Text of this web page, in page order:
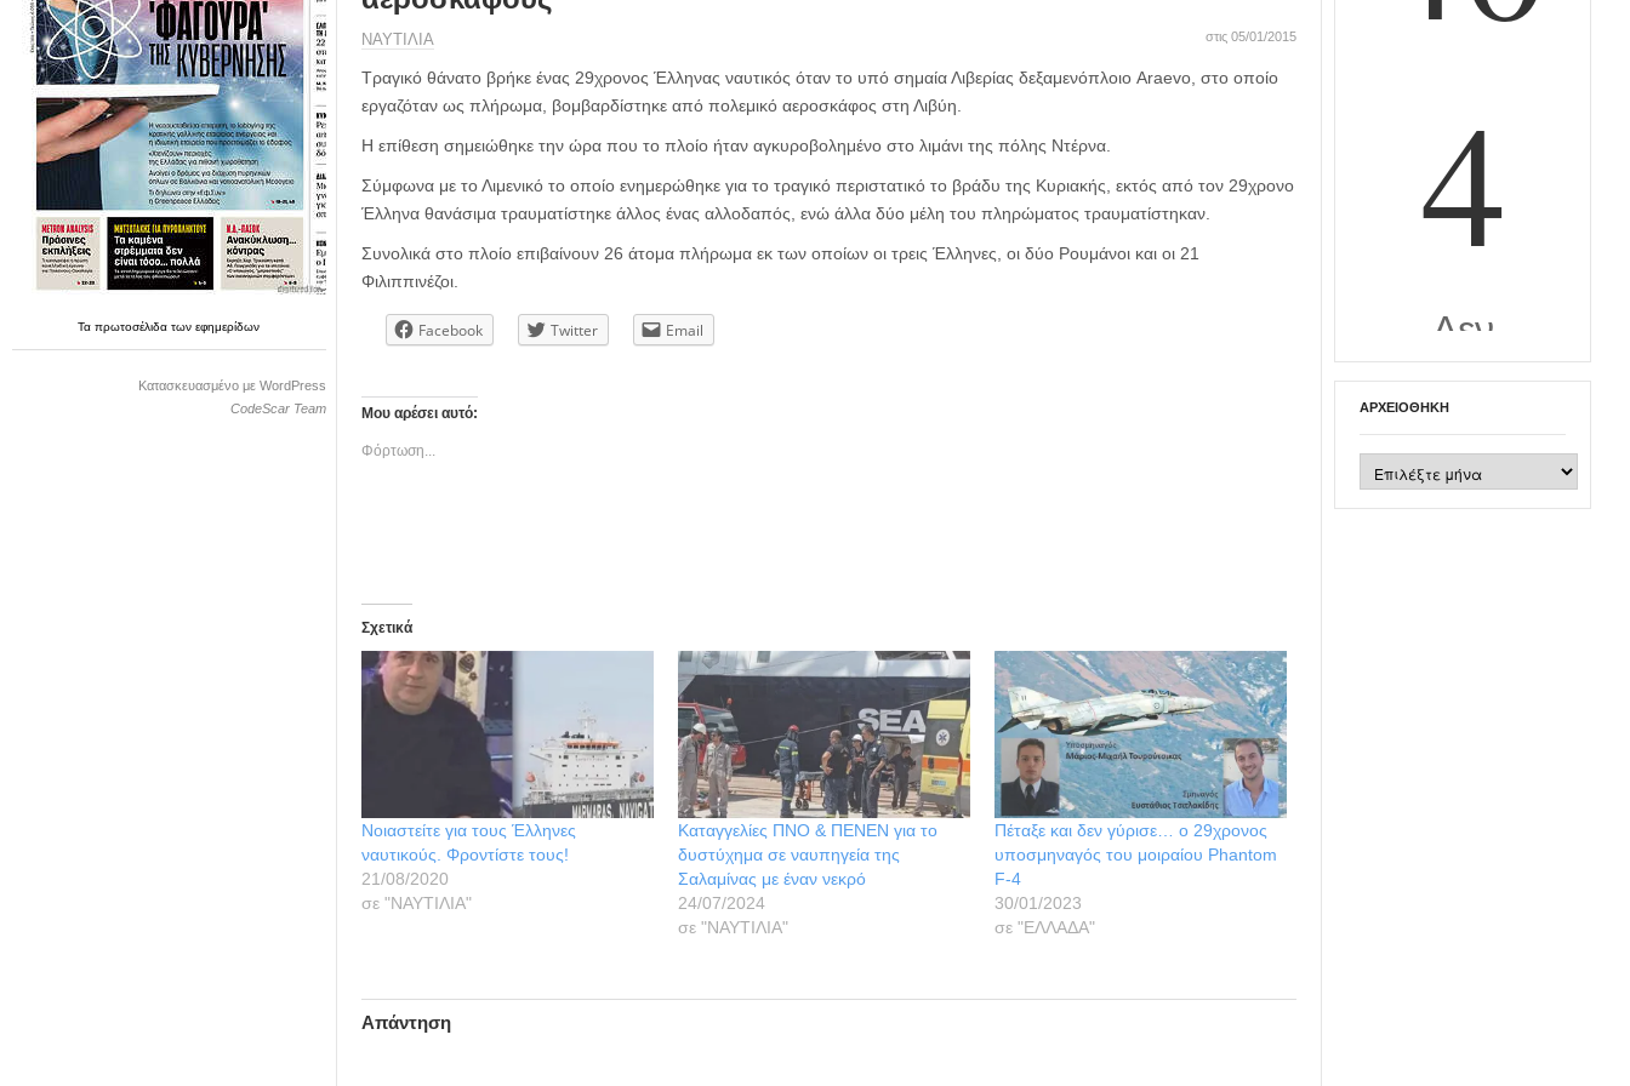
Ταπρωτοσέλιδατωνεφημερίδων
Κατασκευασμένο με WordPress
CodeScar Team
ΝΑΥΤΙΛΙΑ στις 05/01/2015
Τραγικό θάνατο βρήκε ένας 29χρονος Έλληνας ναυτικός όταν το υπό σημαία Λιβερίας δεξαμενόπλοιο Araevo, στο οποίο
εργαζόταν ως πλήρωμα, βομβαρδίστηκε από πολεμικό αεροσκάφος στη Λιβύη.
Η επίθεση σημειώθηκε την ώρα που το πλοίο ήταν αγκυροβολημένο στο λιμάνι της πόλης Ντέρνα.
Σύμφωνα με το Λιμενικό το οποίο ενημερώθηκε για το τραγικό περιστατικό το βράδυ της Κυριακής, εκτός από τον 29χρονο
Έλληνα θανάσιμα τραυματίστηκε άλλος ένας αλλοδαπός, ενώ άλλα δύο μέλη του πληρώματος τραυματίστηκαν.
Συνολικά στο πλοίο επιβαίνουν 26 άτομα πλήρωμα εκ των οποίων οι τρεις Έλληνες, οι δύο Ρουμάνοι και οι 21
Φιλιππινέζοι.
Facebook Twitter Email
Μου αρέσει αυτό:
Φόρτωση...
Σχετικά
Νοιαστείτε για τους Έλληνες
ναυτικούς. Φροντίστε τους!
21/08/2020
σε "ΝΑΥΤΙΛΙΑ"
Καταγγελίες ΠΝΟ & ΠΕΝΕΝ για το
δυστύχημα σε ναυπηγεία της
Σαλαμίνας με έναν νεκρό
24/07/2024
σε "ΝΑΥΤΙΛΙΑ"
Πέταξε και δεν γύρισε… ο 29χρονος
υποσμηναγός του μοιραίου Phantom
F-4
30/01/2023
σε "ΕΛΛΑΔΑ"
Απάντηση
ΑΡΧΕΙΟΘΉΚΗ